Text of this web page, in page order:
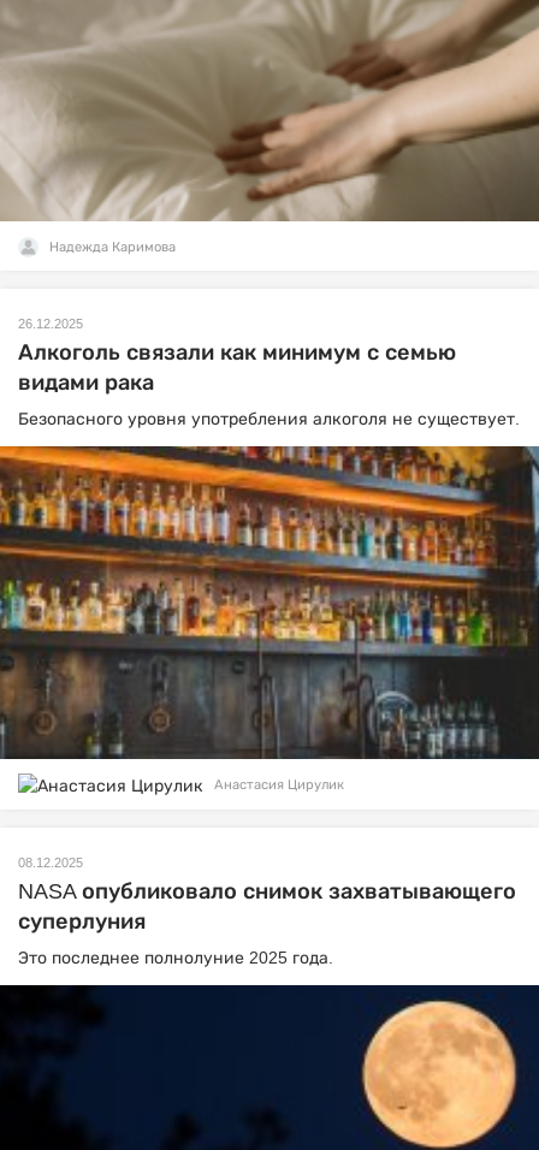
Надежда Каримова
26.12.2025
Алкоголь связали как минимум с семью
видами рака
Безопасного уровня употребления алкоголя не существует.
Анастасия Цирулик
08.12.2025
NASA опубликовало снимок захватывающего
суперлуния
Это последнее полнолуние 2025 года.